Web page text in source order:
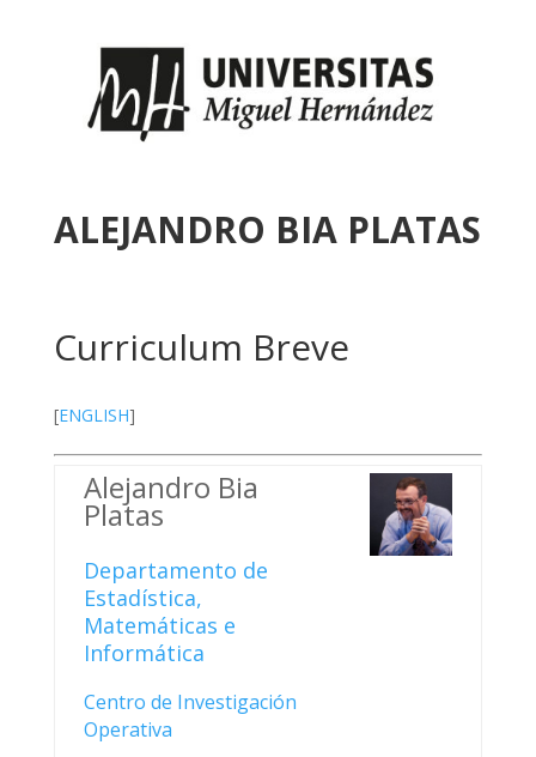
ALEJANDRO BIA PLATAS
Curriculum Breve
[ENGLISH]
Alejandro Bia
Platas
Departamento de
Estadística,
Matemáticas e
Informática
Centro de Investigación
Operativa